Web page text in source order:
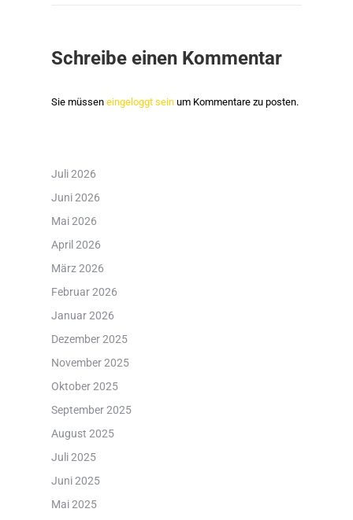
Schreibe einen Kommentar
Sie müssen eingeloggt seinum Kommentare zu posten.
Juli 2026
Juni 2026
Mai 2026
April 2026
März 2026
Februar 2026
Januar 2026
Dezember 2025
November 2025
Oktober 2025
September 2025
August 2025
Juli 2025
Juni 2025
Mai 2025